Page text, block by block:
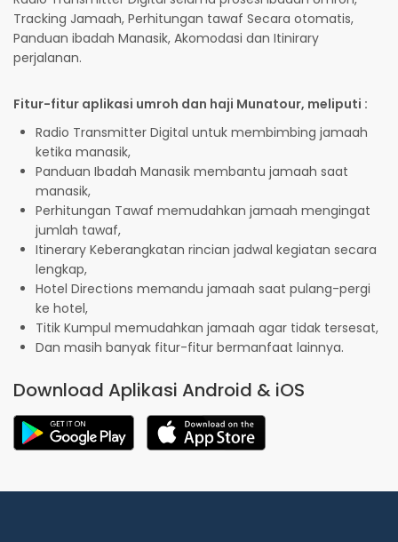
Tracking Jamaah, Perhitungan tawaf Secara otomatis,
Panduan ibadah Manasik, Akomodasi dan Itinirary
perjalanan.
Fitur-fitur aplikasi umroh dan haji Munatour, meliputi :
Radio Transmitter Digital untuk membimbing jamaah
ketika manasik,
Panduan Ibadah Manasik membantu jamaah saat
manasik,
Perhitungan Tawaf memudahkan jamaah mengingat
jumlah tawaf,
Itinerary Keberangkatan rincian jadwal kegiatan secara
lengkap,
Hotel Directions memandu jamaah saat pulang-pergi
ke hotel,
Titik Kumpul memudahkan jamaah agar tidak tersesat,
Dan masih banyak fitur-fitur bermanfaat lainnya.
Download Aplikasi Android & iOS